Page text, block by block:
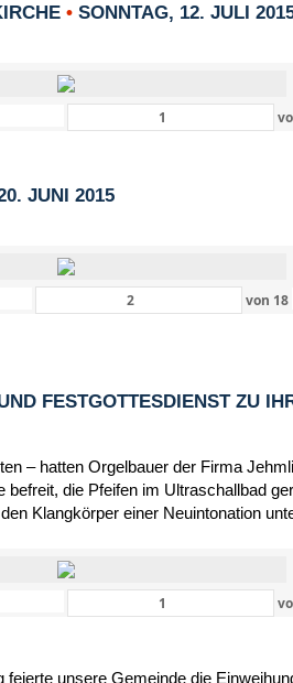
• SONNTAG, 12. JULI
JUNI 2015
von 18
FESTGOTTESDIENST ZU
– hatten Orgelbauer der Firma
befreit, die Pfeifen im Ultraschallbad
Klangkörper einer Neuintonation
unsere Gemeinde die